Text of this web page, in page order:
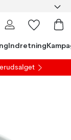
Indretning